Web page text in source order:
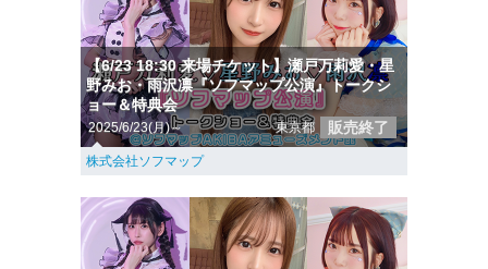
【6/23 18:30 来場チケット】瀬戸万莉愛・星
野みお・雨沢凛『ソフマップ公演』トークシ
ョー＆特典会
2025/6/23(月)～ 東京都 販売終了
株式会社ソフマップ